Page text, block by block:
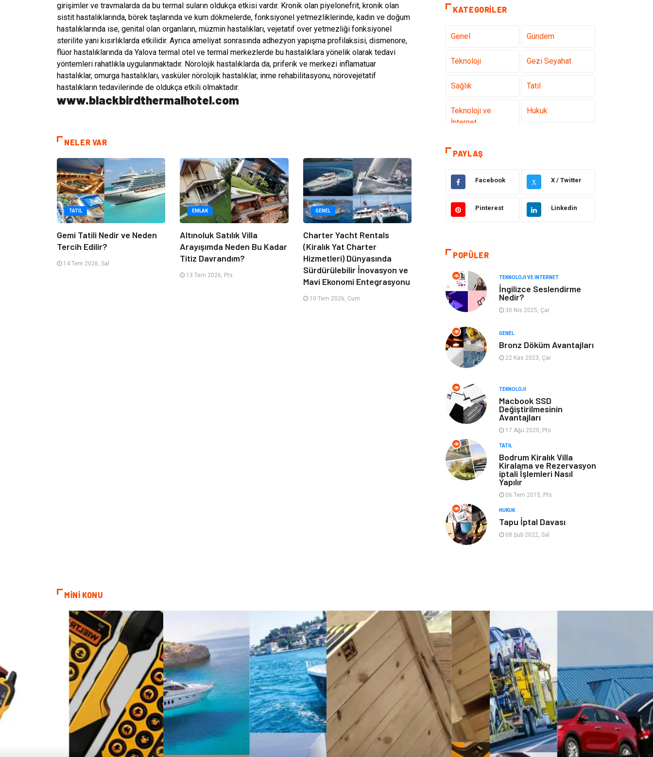
girişimler ve travmalarda da bu termal suların oldukça etkisi vardır. Kronik olan piyelonefrit, kronik olan
sistit hastalıklarında, börek taşlarında ve kum dökmelerde, fonksiyonel yetmezliklerinde, kadın ve doğum
hastalıklarında ise, genital olan organların, müzmin hastalıkları, vejetatif over yetmezliği fonksiyonel
sterilite yani kısırlıklarda etkilidir. Ayrıca ameliyat sonrasında adhezyon yapışma profilaksisi, dismenore,
flüor hastalıklarında da Yalova termal otel ve termal merkezlerde bu hastalıklara yönelik olarak tedavi
yöntemleri rahatlıkla uygulanmaktadır. Nörolojik hastalıklarda da, priferik ve merkezi inflamatuar
hastalıklar, omurga hastalıkları, vasküler nörolojik hastalıklar, inme rehabilitasyonu, nörovejetatif
hastalıkların tedavilerinde de oldukça etkili olmaktadır.
www.blackbirdthermalhotel.com
NELER VAR
TATIL
Gemi Tatili Nedir ve Neden
Tercih Edilir?
14 Tem 2026, Sal
EMLAK
Altınoluk Satılık Villa
Arayışımda Neden Bu Kadar
Titiz Davrandım?
13 Tem 2026, Pts
GENEL
Charter Yacht Rentals
(Kiralık Yat Charter
Hizmetleri) Dünyasında
Sürdürülebilir İnovasyon ve
Mavi Ekonomi Entegrasyonu
10 Tem 2026, Cum
KATEGORILER
Genel Gündem
Teknoloji Gezi Seyahat
Sağlık Tatil
Teknoloji ve
İnternet
Hukuk
Elektrik ve
Elektronik
Eğitim & Kariyer Makine
Otomotiv Organizasyon
Giyim
Mobilya Emlak
Kültür Otel
Turizm
Hediyelik Eşya
oyun alanları
uçak yolculuğu
önerileri
Blogroll Bilet
Cruise Moda
Güzellik
Yurtdışı Turları
PAYLAŞ
Facebook X X / Twitter
Pinterest Linkedin
POPÜLER
TEKNOLOJI VE İNTERNET
İngilizce Seslendirme
Nedir?
30 Nis 2025, Çar
GENEL
Bronz Döküm Avantajları
22 Kas 2023, Çar
TEKNOLOJI
Macbook SSD
Değiştirilmesinin
Avantajları
17 Ağu 2020, Pts
TATIL
Bodrum Kiralık Villa
Kiralama ve Rezervasyon
iptali İşlemleri Nasıl
Yapılır
06 Tem 2015, Pts
HUKUK
Tapu İptal Davası
08 Şub 2022, Sal
MİNİ KONU